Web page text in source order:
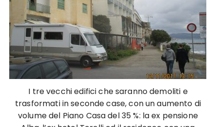
I tre vecchi edifici che saranno demoliti e
trasformati in seconde case, con un aumento di
volume del Piano Casa del 35 %: la ex pensione